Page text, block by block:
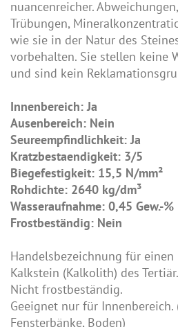
nuancenreicher.
Trübungen,
wie sie in der Natur des
vorbehalten. Sie stellen keine
und sind kein
Innenbereich: Ja
Ausenbereich: Nein
Seureempfindlichkeit: Ja
Kratzbestaendigkeit: 3/5
Biegefestigkeit: 15,5 N/mm²
Rohdichte: 2640 kg/dm³
Wasseraufnahme: 0,45 Gew.-%
Frostbeständig: Nein
Handelsbezeichnung für
Kalkstein (Kalkolith) des Tertiär.
Nicht frostbeständig.
Geeignet nur für Innenbereich.
Fensterbänke, Boden)